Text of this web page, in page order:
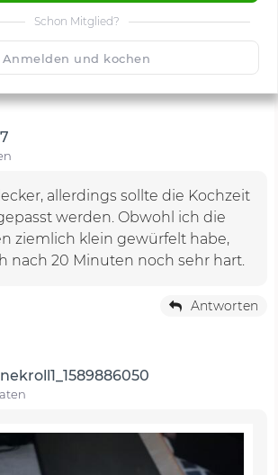
Schon Mitglied?
Anmelden und kochen
Speichern
allerdings sollte die Kochzeit
werden. Obwohl ich die
ziemlich klein gewürfelt habe,
nach 20 Minuten noch sehr hart.
Antworten